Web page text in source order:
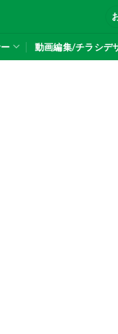
動画編集/チラシデ